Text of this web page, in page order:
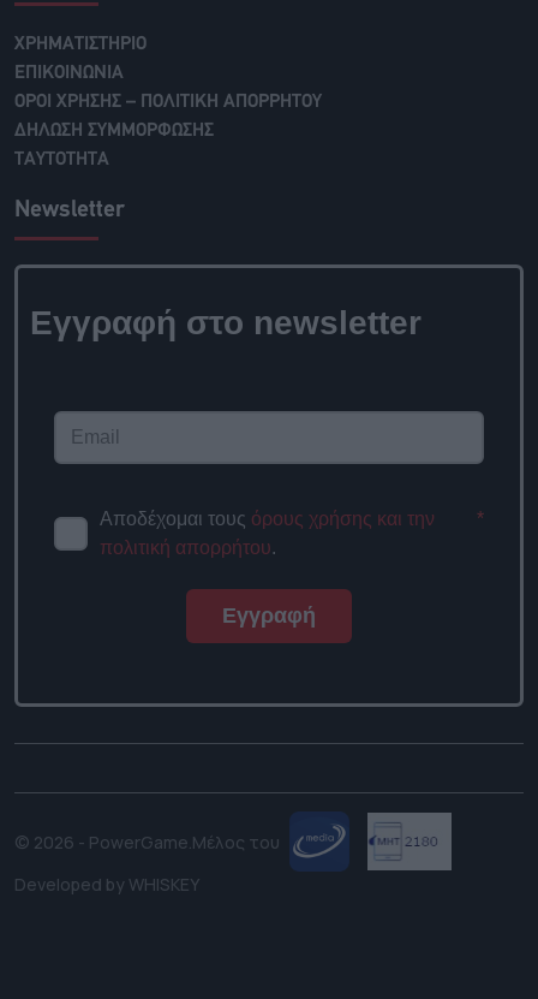
ΧΡΗΜΑΤΙΣΤΗΡΙΟ
ΕΠΙΚΟΙΝΩΝΙΑ
ΟΡΟΙ ΧΡΗΣΗΣ – ΠΟΛΙΤΙΚΗ ΑΠΟΡΡΗΤΟΥ
ΔΗΛΩΣΗ ΣΥΜΜΟΡΦΩΣΗΣ
ΤΑΥΤΟΤΗΤΑ
Newsletter
Εγγραφή στο newsletter
Αποδέχομαι τους όρους χρήσης και την
πολιτική απορρήτου.
*
Εγγραφή
© 2026 - PowerGame. Μέλος του
Developed by WHISKEY